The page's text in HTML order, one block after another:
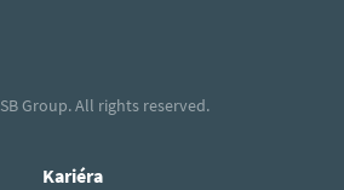
Group.All rights reserved.
Kariéra